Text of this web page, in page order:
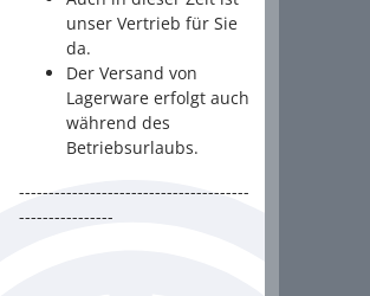
unser Vertrieb für Sie
da.
Der Versand von
Lagerware erfolgt auch
während des
Betriebsurlaubs.
---------------------------------------
----------------